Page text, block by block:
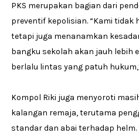
PKS merupakan bagian dari
preventif kepolisian. “Kami tidak
tetapi juga menanamkan
bangku sekolah akan jauh lebih
berlalu lintas yang patuh
Kompol Riki juga menyoroti
kalangan remaja, terutama
standar dan abai terhadap